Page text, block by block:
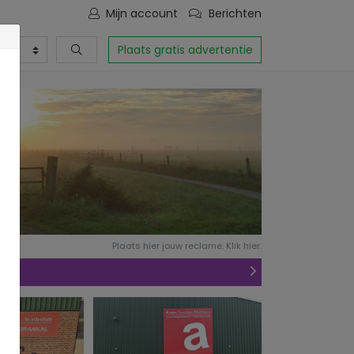
Berichten
Mijn account
Plaats gratis advertentie
Plaats hier jouw reclame. Klik hier.